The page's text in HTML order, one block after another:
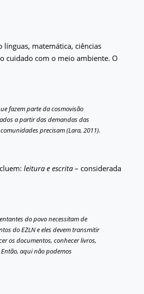
línguas, matemática, ciências
cuidado com o meio ambiente. O
fazem parte da cosmovisão
a partir das demandas das
precisam (Lara, 2011).
leitura e escrita– considerada
do povo necessitam de
do EZLN e eles devem transmitir
os documentos, conhecer livros,
aqui não podemos